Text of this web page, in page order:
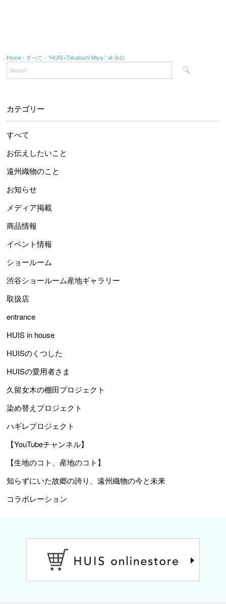
Home ›すべて ›“HUIS×Takatoshi Miya ” at 余白
カテゴリー
すべて
お伝えしたいこと
遠州織物のこと
お知らせ
メディア掲載
商品情報
イベント情報
ショールーム
渋谷ショールーム産地ギャラリー
取扱店
entrance
HUIS in house
HUISのくつした
HUISの愛用者さま
久留女木の棚田プロジェクト
染め替えプロジェクト
ハギレプロジェクト
【YouTubeチャンネル】
【生地のコト、産地のコト】
知らずにいた故郷の誇り、遠州織物の今と未来
コラボレーション